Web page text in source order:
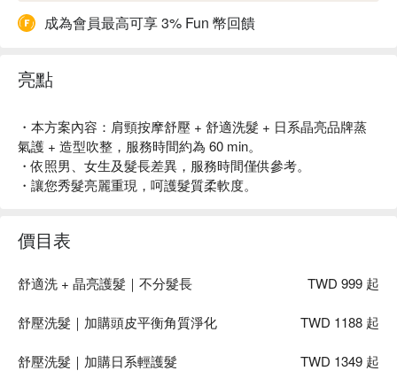
成為會員最高可享 3% Fun 幣回饋
亮點
・本方案內容：肩頸按摩舒壓 + 舒適洗髮 + 日系晶亮品牌蒸
氣護 + 造型吹整，服務時間約為 60 min。
・依照男、女生及髮長差異，服務時間僅供參考。
・讓您秀髮亮麗重現，呵護髮質柔軟度。
價目表
舒適洗 + 晶亮護髮｜不分髮長 TWD 999 起
舒壓洗髮｜加購頭皮平衡角質淨化 TWD 1188 起
舒壓洗髮｜加購日系輕護髮 TWD 1349 起